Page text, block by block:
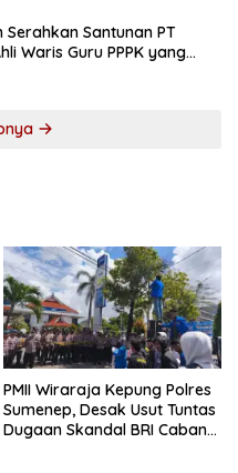
Santunan PT
Waris Guru PPPK yang
PMII Wiraraja Kepung Polres
Sumenep, Desak Usut Tuntas
Dugaan Skandal BRI Cabang